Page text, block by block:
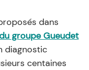
dans
groupe Gueudet
diagnostic
centaines